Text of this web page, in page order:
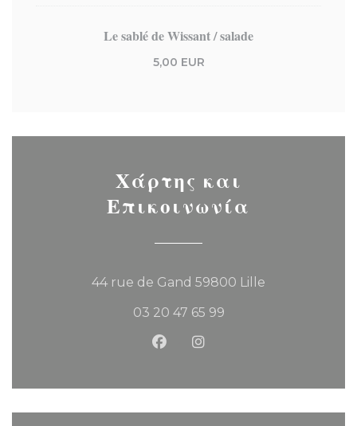
Le sablé de Wissant / salade
5,00 EUR
Χάρτης και
Επικοινωνία
44 rue de Gand 59800 Lille
03 20 47 65 99
Facebook ((ανοίγει σε νέο
Instagram ((ανοίγει σε